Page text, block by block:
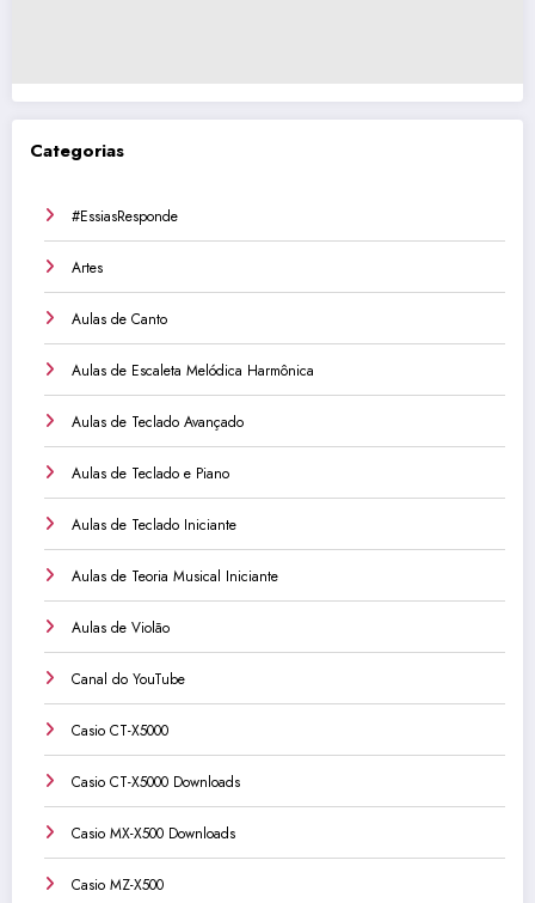
Categorias
#EssiasResponde
Artes
Aulas de Canto
Aulas de Escaleta Melódica Harmônica
Aulas de Teclado Avançado
Aulas de Teclado e Piano
Aulas de Teclado Iniciante
Aulas de Teoria Musical Iniciante
Aulas de Violão
Canal do YouTube
Casio CT-X5000
Casio CT-X5000 Downloads
Casio MX-X500 Downloads
Casio MZ-X500